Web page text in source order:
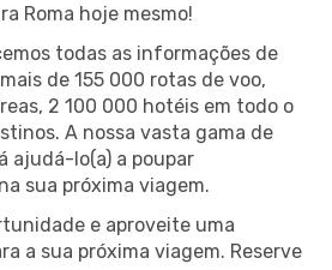
Roma hoje mesmo!
todas as informações de
de 155 000 rotas de voo,
2 100 000 hotéis em todo o
A nossa vasta gama de
ajudá-lo(a) a poupar
sua próxima viagem.
e aproveite uma
a sua próxima viagem. Reserve